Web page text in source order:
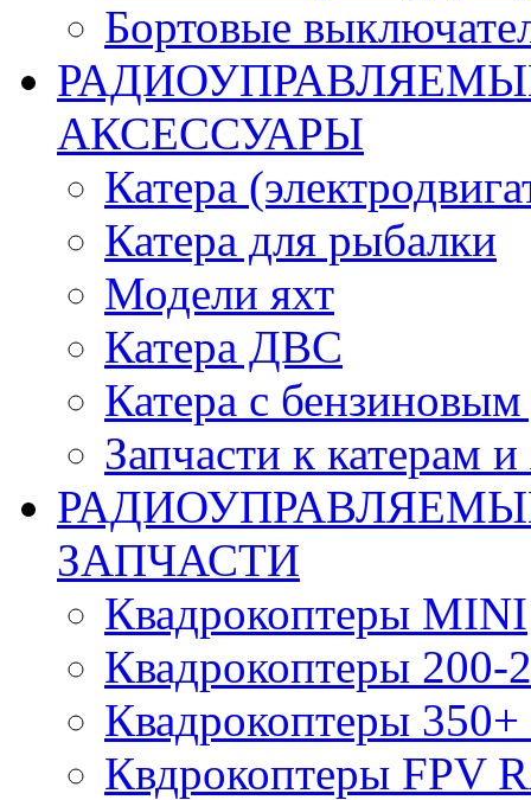
Бортовые
АКСЕССУАРЫ
Катера
Катера для рыбалки
Модели яхт
Катера ДВС
Катера с бензиновым
Запчасти к катерам
ЗАПЧАСТИ
Квадрокоптеры MINI
Квадрокоптеры 200-
Квадрокоптеры 350+
Квдрокоптеры FPV